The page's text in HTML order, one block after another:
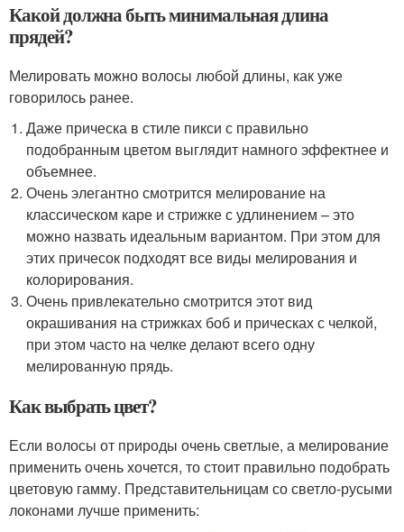
Какой должна быть минимальная длина
прядей?
Мелировать можно волосы любой длины, как уже
говорилось ранее.
Даже прическа в стиле пикси с правильно
подобранным цветом выглядит намного эффектнее и
объемнее.
Очень элегантно смотрится мелирование на
классическом каре и стрижке с удлинением – это
можно назвать идеальным вариантом. При этом для
этих причесок подходят все виды мелирования и
колорирования.
Очень привлекательно смотрится этот вид
окрашивания на стрижках боб и прическах с челкой,
при этом часто на челке делают всего одну
мелированную прядь.
Как выбрать цвет?
Если волосы от природы очень светлые, а мелирование
применить очень хочется, то стоит правильно подобрать
цветовую гамму. Представительницам со светло-русыми
локонами лучше применить: